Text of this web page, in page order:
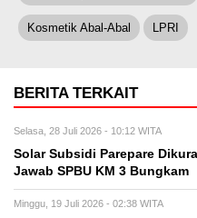
Kosmetik Abal-Abal LPRI
BERITA TERKAIT
Selasa, 28 Juli 2026 - 10:12 WITA
Solar Subsidi Parepare
Jawab SPBU KM 3 Bungkam
Minggu, 19 Juli 2026 - 02:38 WITA